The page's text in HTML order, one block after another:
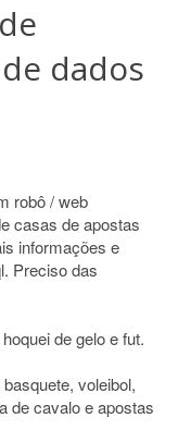
dados
robô / web
casas de apostas
informações e
Preciso das
de gelo e fut.
voleibol,
de cavalo e apostas